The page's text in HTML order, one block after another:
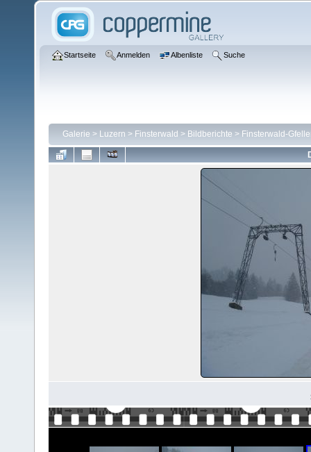
Startseite Anmelden Albenliste Suche
Galerie > Luzern > Finsterwald > Bildberichte > Finsterwald-